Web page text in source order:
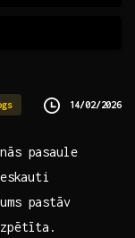
14/02/2026
pasaule
pastāv‍